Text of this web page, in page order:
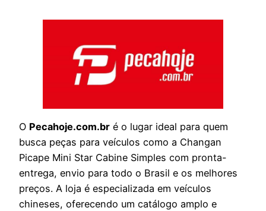
O Pecahoje.com.br é o lugar ideal para quem
busca peças para veículos como a Changan
Picape Mini Star Cabine Simples com pronta-
entrega, envio para todo o Brasil e os melhores
preços. A loja é especializada em veículos
chineses, oferecendo um catálogo amplo e